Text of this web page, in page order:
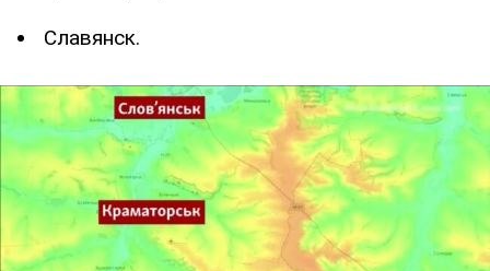
Славянск.